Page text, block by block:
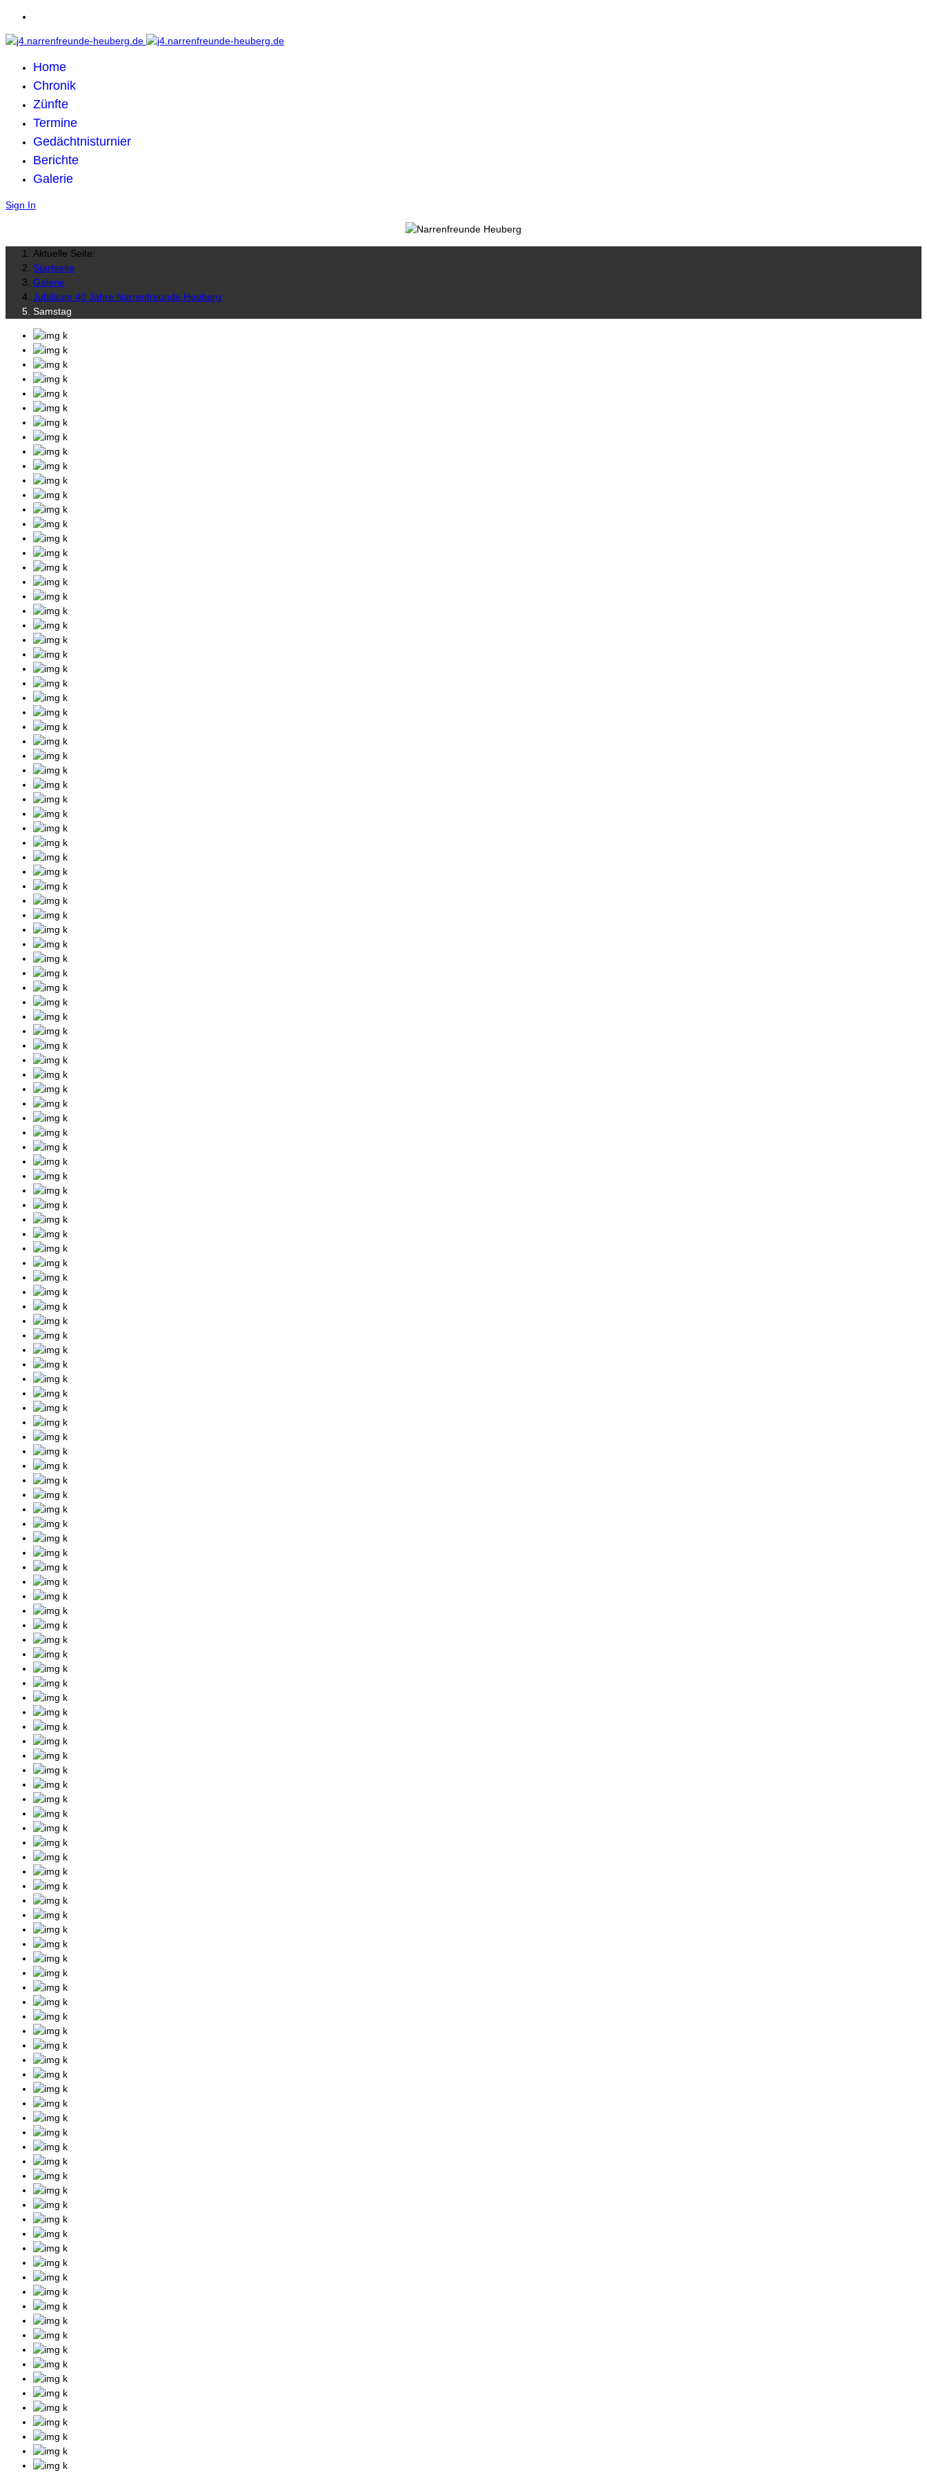
Home
Chronik
Zünfte
Termine
Gedächtnisturnier
Berichte
Galerie
Sign In
Aktuelle Seite:
Startseite
Galerie
Jubiläum 40 Jahre Narrenfreunde Heuberg
Samstag